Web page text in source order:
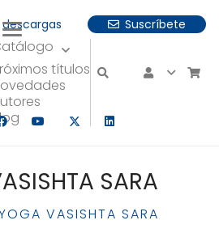
Suscríbete
títulos
puedes utilizar las
SARA
VASISHTA SARA